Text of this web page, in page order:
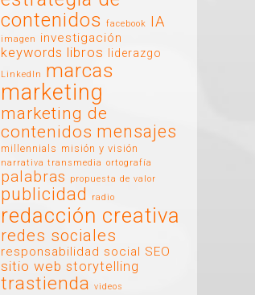
contenidos
facebook IA
imagen investigación
keywords libros liderazgo
LinkedIn marcas
marketing
marketing de
contenidos mensajes
millennials misión y visión
narrativa transmedia ortografía
palabras propuesta de valor
publicidad radio
redacción creativa
redes sociales
responsabilidad social SEO
sitio web storytelling
trastienda videos